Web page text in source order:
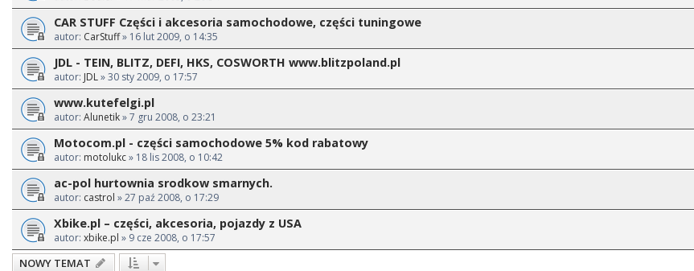
CAR STUFF Części i akcesoria samochodowe, części tuningowe
autor: CarStuff» 16 lut 2009, o 14:35
JDL - TEIN, BLITZ, DEFI, HKS, COSWORTH www.blitzpoland.pl
autor: JDL» 30 sty 2009, o 17:57
www.kutefelgi.pl
autor: Alunetik» 7 gru 2008, o 23:21
Motocom.pl - części samochodowe 5% kod rabatowy
autor: motolukc» 18 lis 2008, o 10:42
ac-pol hurtownia srodkow smarnych.
autor: castrol » 27 paź 2008, o 17:29
Xbike.pl – części, akcesoria, pojazdy z USA
autor: xbike.pl » 9 cze 2008, o 17:57
NOWY TEMAT